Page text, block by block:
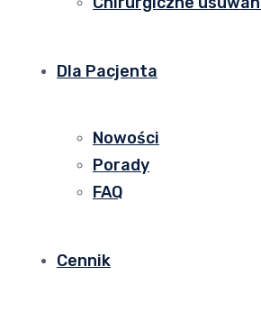
Dla Pacjenta
Nowości
Porady
FAQ
Cennik